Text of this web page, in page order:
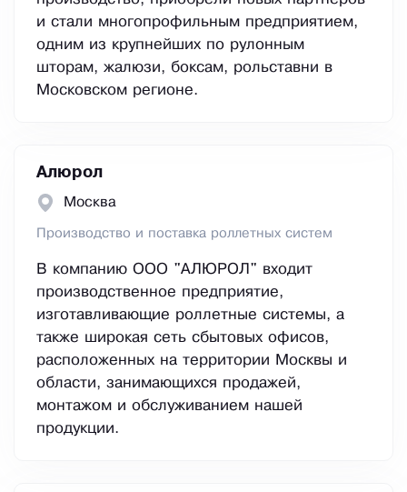
и стали многопрофильным предприятием,
одним из крупнейших по рулонным
шторам, жалюзи, боксам, рольставни в
Московском регионе.
Алюрол
Москва
Производство и поставка роллетных систем
В компанию ООО "АЛЮРОЛ" входит
производственное предприятие,
изготавливающие роллетные системы, а
также широкая сеть сбытовых офисов,
расположенных на территории Москвы и
области, занимающихся продажей,
монтажом и обслуживанием нашей
продукции.